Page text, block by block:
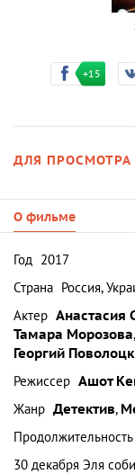
+15
ДЛЯ ПРОСМОТРА
О фильме
Год 2017
Страна Россия,
Актер Анастасия
Тамара Морозова,
Георгий
Режиссер Ашот
Жанр Детектив,
Продолжительность
30 декабря Эля